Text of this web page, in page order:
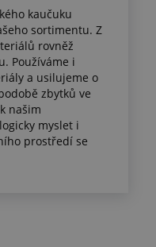
kaučuku
sortimentu. Z
rovněž
Používáme i
a usilujeme o
zbytků ve
našim
myslet i
prostředí se